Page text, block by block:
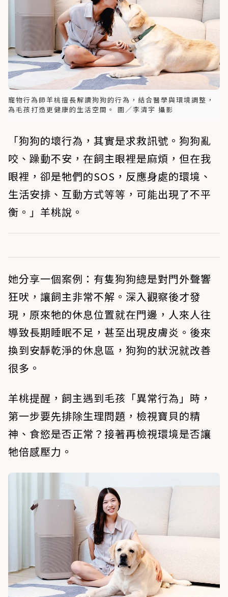
寵物行為師羊桃擅長解讀狗狗的行為，結合醫學與環境調整，
為毛孩打造更健康的生活空間。 圖／李清宇 攝影
「狗狗的壞行為，其實是求救訊號。狗狗亂
咬、躁動不安，在飼主眼裡是麻煩，但在我
眼裡，卻是牠們的SOS，反應身處的環境、
生活安排、互動方式等等，可能出現了不平
衡。」羊桃說。
她分享一個案例：有隻狗狗總是對門外聲響
狂吠，讓飼主非常不解。深入觀察後才發
現，原來牠的休息位置就在門邊，人來人往
導致長期睡眠不足，甚至出現皮膚炎。後來
換到安靜乾淨的休息區，狗狗的狀況就改善
很多。
羊桃提醒，飼主遇到毛孩「異常行為」時，
第一步要先排除生理問題，檢視寶貝的精
神、食慾是否正常？接著再檢視環境是否讓
牠倍感壓力。